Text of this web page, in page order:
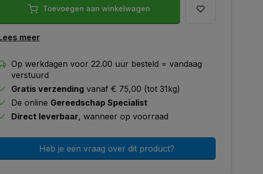
Toevoegen aan winkelwagen
meer
Op werkdagen voor 22.00 uur besteld = vandaag
verstuurd
Gratis verzending vanaf € 75,00 (tot 31kg)
De online Gereedschap Specialist
Direct leverbaar, wanneer op voorraad
Heb je een vraag over dit product?